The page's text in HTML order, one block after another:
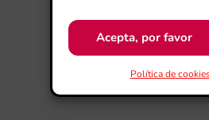
Acepta, por favor
Política de